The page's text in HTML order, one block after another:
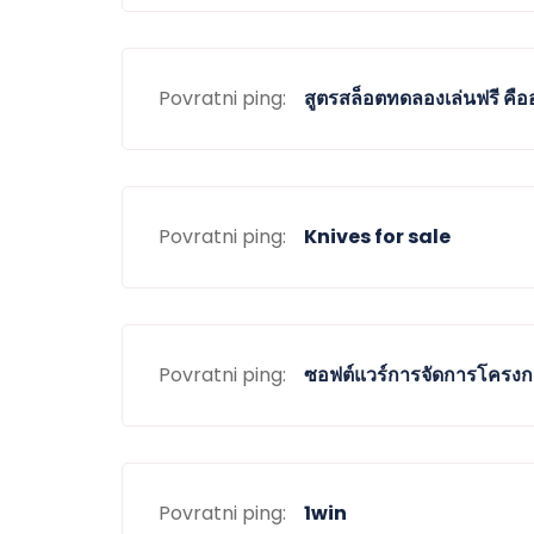
Povratni ping: สูตรสล็อตทดลองเล่นฟรี คือ
Povratni ping: Knives for sale
Povratni ping: ซอฟต์แวร์การจัดการโครง
Povratni ping: 1win